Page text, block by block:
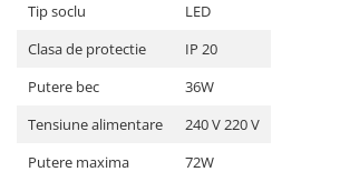
Tip soclu
LED
Clasa de protectie
IP 20
Putere bec
36W
Tensiune alimentare
240 V 220 V
Putere maxima
72W